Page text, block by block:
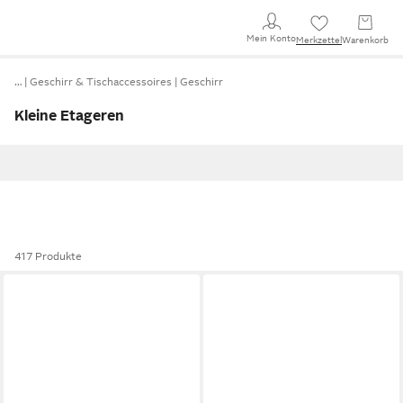
Mein KontoMerkzettel Warenkorb
… Geschirr & Tischaccessoires Geschirr
Kleine Etageren
417 Produkte